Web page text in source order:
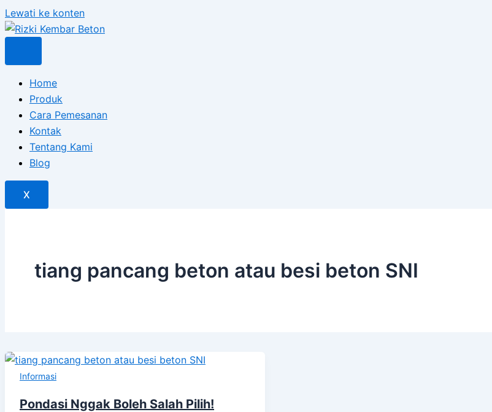
Lewati ke konten
Home
Produk
Cara Pemesanan
Kontak
Tentang Kami
Blog
X
tiang pancang beton atau besi beton SNI
Informasi
Pondasi Nggak Boleh Salah Pilih!